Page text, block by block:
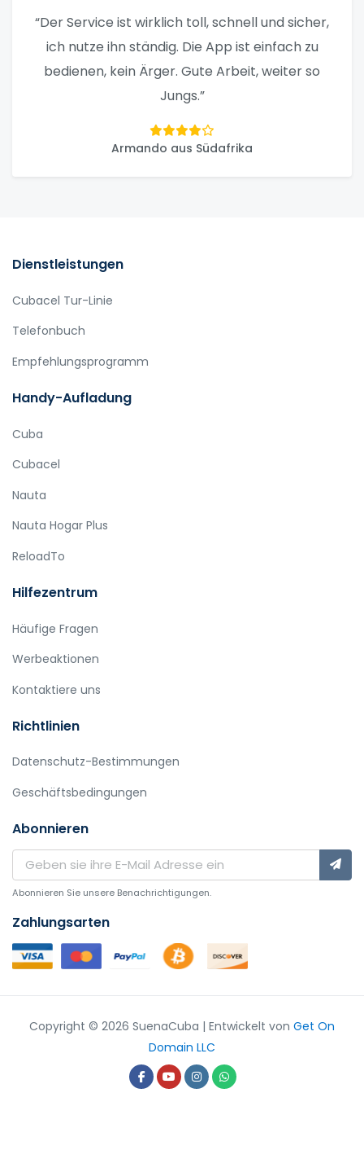
“Der Service ist wirklich toll, schnell und sicher,
ich nutze ihn ständig. Die App ist einfach zu
bedienen, kein Ärger. Gute Arbeit, weiter so
Jungs.”
Armando aus Südafrika
Dienstleistungen
Cubacel Tur-Linie
Telefonbuch
Empfehlungsprogramm
Handy-Aufladung
Cuba
Cubacel
Nauta
Nauta Hogar Plus
ReloadTo
Hilfezentrum
Häufige Fragen
Werbeaktionen
Kontaktiere uns
Richtlinien
Datenschutz-Bestimmungen
Geschäftsbedingungen
Abonnieren
Abonnieren Sie unsere Benachrichtigungen.
Zahlungsarten
Copyright © 2026 SuenaCuba | Entwickelt von Get On
Domain LLC